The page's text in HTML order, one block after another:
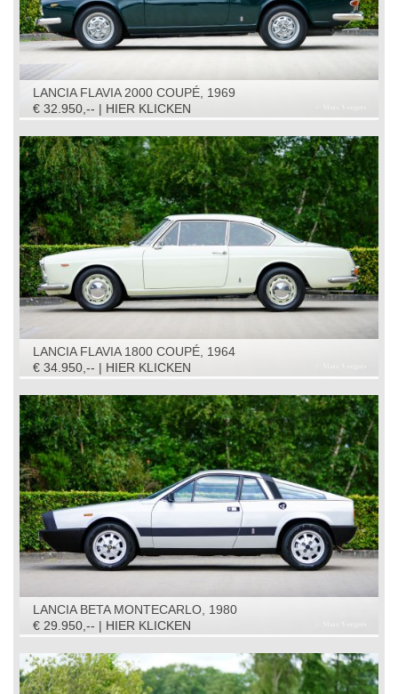
LANCIA FLAVIA 2000 COUPÉ, 1969
€ 32.950,-- | HIER KLICKEN
LANCIA FLAVIA 1800 COUPÉ, 1964
€ 34.950,-- | HIER KLICKEN
LANCIA BETA MONTECARLO, 1980
€ 29.950,-- | HIER KLICKEN